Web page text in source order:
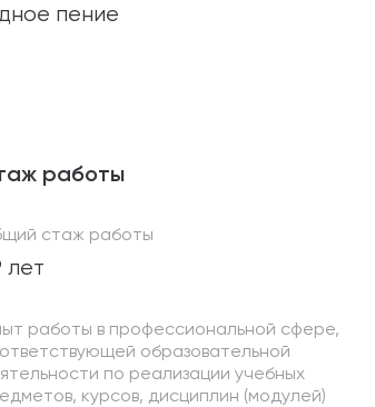
пение
работы
стаж работы
лет
работы в профессиональной сфере,
образовательной
по реализации учебных
курсов, дисциплин (модулей)